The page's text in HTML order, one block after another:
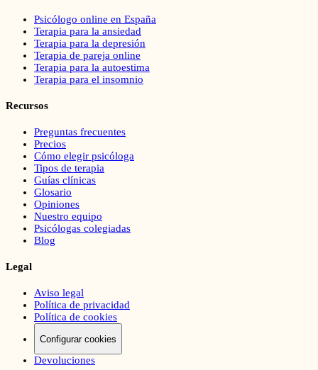
Psicólogo online en España
Terapia para la ansiedad
Terapia para la depresión
Terapia de pareja online
Terapia para la autoestima
Terapia para el insomnio
Recursos
Preguntas frecuentes
Precios
Cómo elegir psicóloga
Tipos de terapia
Guías clínicas
Glosario
Opiniones
Nuestro equipo
Psicólogas colegiadas
Blog
Legal
Aviso legal
Política de privacidad
Política de cookies
Configurar cookies
Devoluciones